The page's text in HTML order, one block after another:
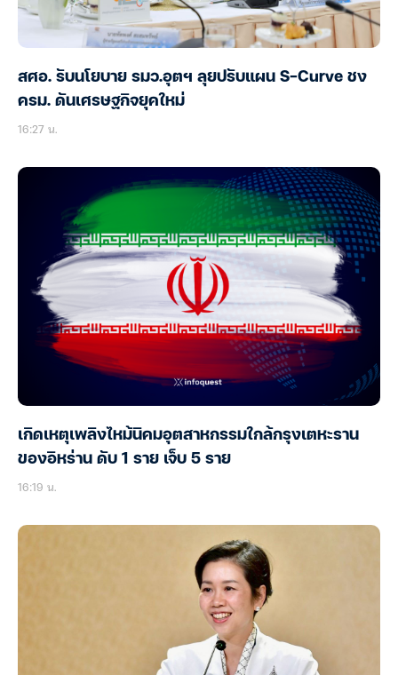
สศอ. รับนโยบาย รมว.อุตฯ ลุยปรับแผน S-Curve ชง
ครม. ดันเศรษฐกิจยุคใหม่
16:27 น.
เกิดเหตุเพลิงไหม้นิคมอุตสาหกรรมใกล้กรุงเตหะราน
ของอิหร่าน ดับ 1 ราย เจ็บ 5 ราย
16:19 น.